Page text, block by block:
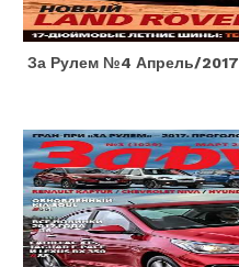
За Рулем №4 Апрель/2017